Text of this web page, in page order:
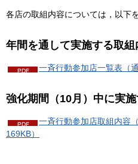
各店の取組内容については，以下
年間を通して実施する取組
一斉行動参加店一覧表（
強化期間（10月）中に実
一斉行動参加店取組内容
169KB）